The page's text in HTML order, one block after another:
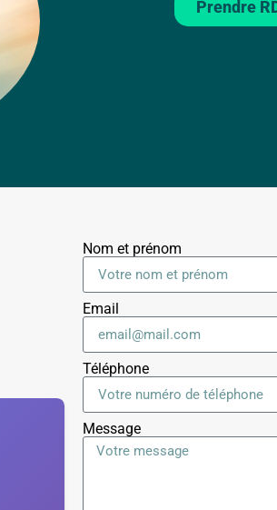
Prendre
Nom et prénom
Email
Téléphone
Message